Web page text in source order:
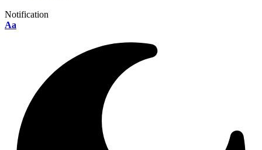
Notification
Font
Aa